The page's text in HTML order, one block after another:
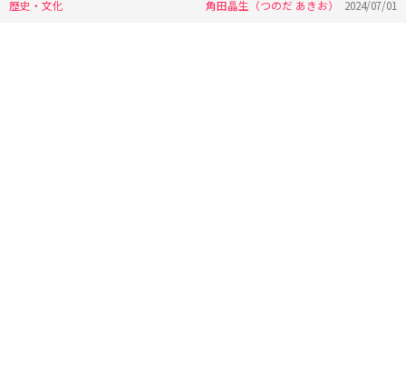
歴史・文化 角田晶生（つのだ あきお） 2024/07/01